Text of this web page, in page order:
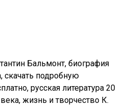
Бальмонт, биография
скачать подробную
русская литература 20
жизнь и творчество К.